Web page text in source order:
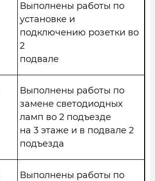
Выполнены работы по
установке и
подключению розетки во
2
подвале
Выполнены работы по
замене светодиодных
ламп во 2 подъезде
на 3 этаже и в подвале 2
подъезда
Выполнены работы по